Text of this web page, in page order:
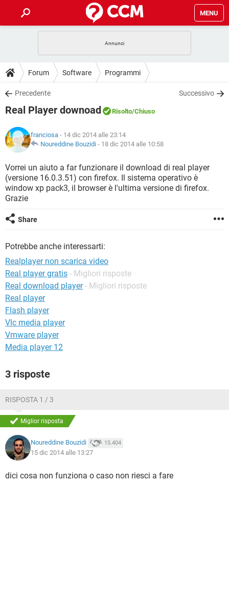
MENU
INTRATTENIMENTO ANDROID
iOS
INSTAGRAM WHATSAPP
TIKTOK
HARDWARE
GUIDE
COVID-19 GAMING
INSTAGRAM WHATSAPP
TIKTOK
HARDWARE
DOWNLOAD
COVID-19 GAMING
INTRATTENIMENTO
iOS WINDOWS 10
INSTAGRAM WHATSAPP
TIKTOK FACEBOOK
HARDWARE
COVID-19 GAMING
INTRATTENIMENTO
iOS WINDOWS 10
INSTAGRAM WHATSAPP
HARDWARE
GLOSSARIO
COVID-19 GAMING
INTRATTENIMENTO ANDROID
iOS
INSTAGRAM
HARDWARE
Forum Software Programmi
Precedente Successivo
Real Player downoad Risolto/Chiuso
franciosa - 14 dic 2014 alle 23:14
Noureddine Bouzidi - 18 dic 2014 alle 10:58
Vorrei un aiuto a far funzionare il download di real player
(versione 16.0.3.51) con firefox. Il sistema operativo è
window xp pack3, il browser è l'ultima versione di firefox.
Grazie
Share
Potrebbe anche interessarti:
Realplayer non scarica video
Real player gratis - Migliori risposte
Real download player - Migliori risposte
Real player
Flash player
Vlc media player
Vmware player
Media player 12
3 risposte
RISPOSTA 1 / 3
Miglior risposta
Noureddine Bouzidi 15.404
15 dic 2014 alle 13:27
dici cosa non funziona o caso non riesci a fare